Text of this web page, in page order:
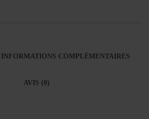
INFORMATIONS COMPLÉMENTAIRES
AVIS (0)